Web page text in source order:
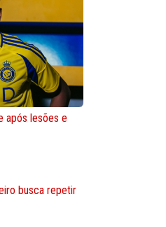
após lesões e
busca repetir